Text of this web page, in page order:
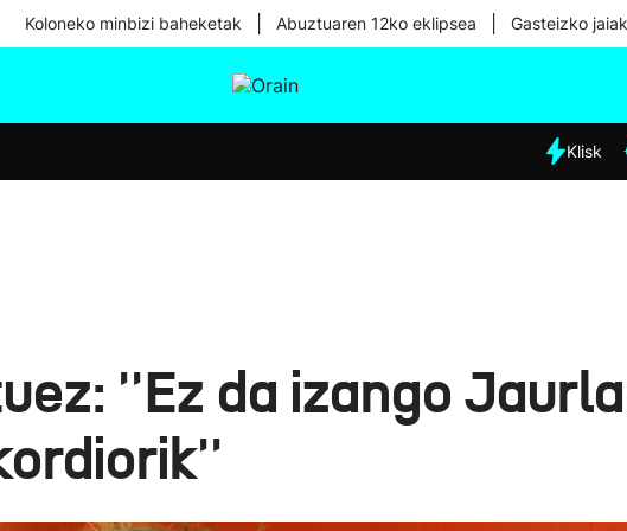
Koloneko minbizi baheketak Abuztuaren 12ko eklipsea Gasteizko jaiak
Eguraldia
Klisk
''Ez da izango